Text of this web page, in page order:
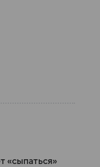
«сыпаться»